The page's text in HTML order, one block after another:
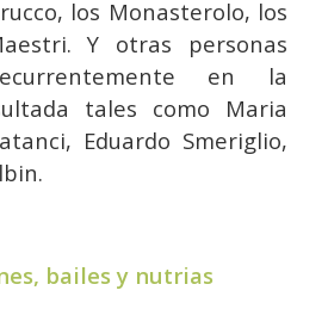
los Monasterolo, los
Y otras personas
en la
tales como Maria
Eduardo Smeriglio,
bailes y nutrias